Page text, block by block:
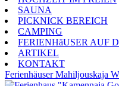
SAUNA
PICKNICK BEREICH
CAMPING
FERIENHäUSER AUF
ARTIKEL
KONTAKT
Ferienhäuser Mahiljouskaja